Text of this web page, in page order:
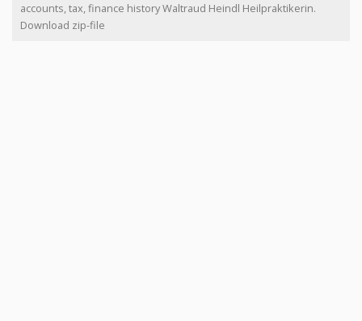
accounts, tax, finance history Waltraud Heindl Heilpraktikerin.
Download zip-file